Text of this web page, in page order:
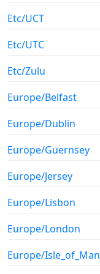
Etc/UCT
Etc/UTC
Etc/Zulu
Europe/Belfast
Europe/Dublin
Europe/Guernsey
Europe/Jersey
Europe/Lisbon
Europe/London
Europe/Isle_of_Man